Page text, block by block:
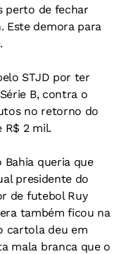
perto de fechar
Este demora para
STJD por ter
B, contra o
no retorno do
R$ 2 mil.
queria que
presidente do
de futebol Ruy
também ficou na
cartola deu em
mala branca que o